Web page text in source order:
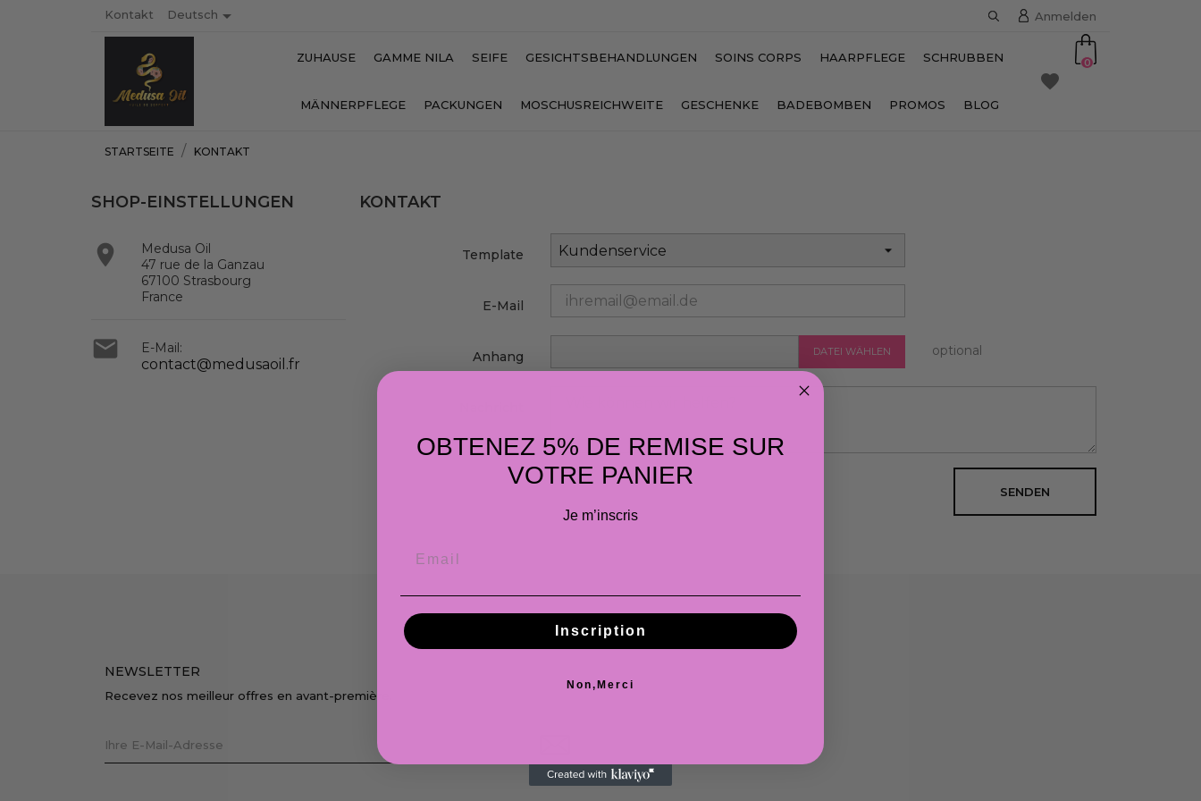
Kontakt Deutsch Anmelden
ZUHAUSE GAMME NILA SEIFE GESICHTSBEHANDLUNGEN SOINS CORPS HAARPFLEGE SCHRUBBEN
MÄNNERPFLEGE PACKUNGEN MOSCHUSREICHWEITE GESCHENKE BADEBOMBEN PROMOS BLOG
favorite
0
STARTSEITE KONTAKT
SHOP-EINSTELLUNGEN

Medusa Oil
47 rue de la Ganzau
67100 Strasbourg
France
 E-Mail:
contact@medusaoil.fr
KONTAKT
Template
E-Mail
Anhang DATEI WÄHLEN optional
NEWSLETTER
Recevez nos meilleur offres en avant-première.
OBTENEZ 5% DE REMISE SUR
VOTRE PANIER
Je m’inscris
Inscription
Non,Merci